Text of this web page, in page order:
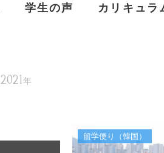
学生の声 カリキュラ
2021年
留学便り（韓国）